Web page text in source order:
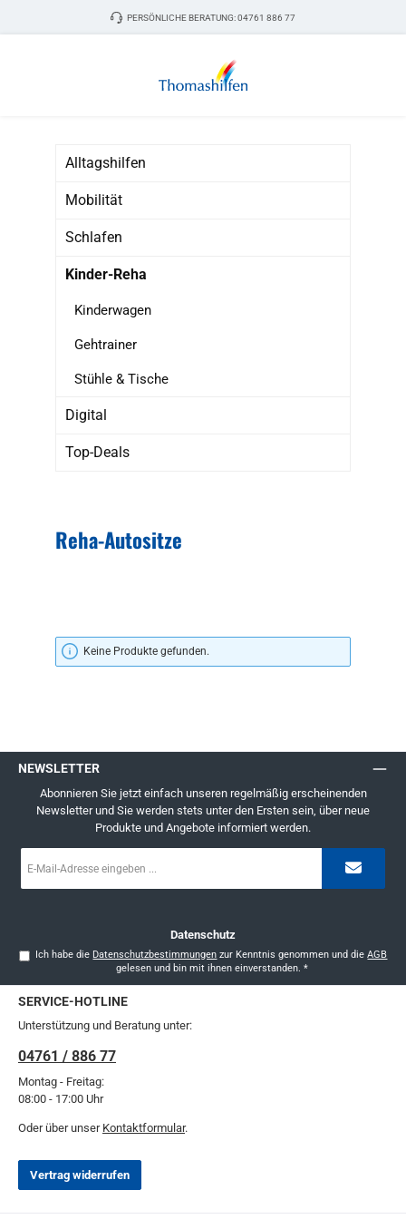
Zum Hauptinhalt springenPERSÖNLICHE BERATUNG:04761 886 77
Alltagshilfen
Mobilität
Schlafen
Kinder-Reha
Kinderwagen
Gehtrainer
Stühle & Tische
Digital
Top-Deals
Reha-Autositze
Keine Produkte gefunden.
NEWSLETTER
Abonnieren Sie jetzt einfach unseren regelmäßig erscheinenden
Newsletter und Sie werden stets unter den Ersten sein, über neue
Produkte und Angebote informiert werden.
Mail-
Datenschutz
Ich habe die Datenschutzbestimmungen zur Kenntnis genommen und dieAGB
gelesen und bin mit ihnen einverstanden. *
SERVICE-HOTLINE
Unterstützung und Beratung unter:
04761 / 886 77
Montag - Freitag:
08:00 - 17:00 Uhr
Oder über unser Kontaktformular.
Vertrag widerrufen